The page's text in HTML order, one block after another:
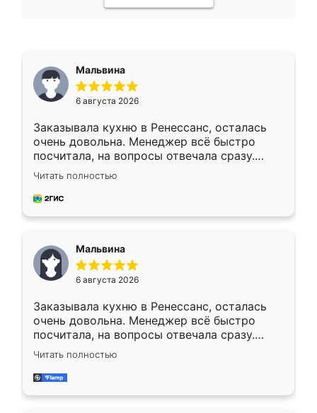
Мальвина
6 августа 2026
Заказывала кухню в Ренессанс, осталась
очень довольна. Менеджер всё быстро
посчитала, на вопросы отвечала сразу.
Замерщик приехал в субботу, подошёл к
делу со всей ответственностью. Собрали
за день, ребята работали аккуратно, даже
Читать полностью
Мальвина
6 августа 2026
Заказывала кухню в Ренессанс, осталась
очень довольна. Менеджер всё быстро
посчитала, на вопросы отвечала сразу.
Замерщик приехал в субботу, подошёл к
делу со всей ответственностью. Собрали
за день, ребята работали аккуратно, даже
Читать полностью